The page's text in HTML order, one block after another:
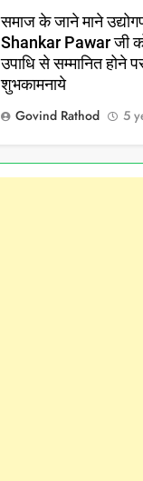
समाज के जाने माने
Shankar Pawar जी
उपाधि से सम्मानित होने
शुभकामनाये
Govind Rathod
5